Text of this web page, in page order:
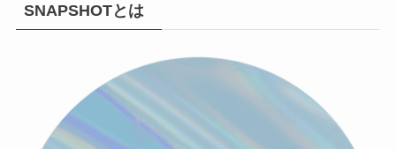
SNAPSHOTとは